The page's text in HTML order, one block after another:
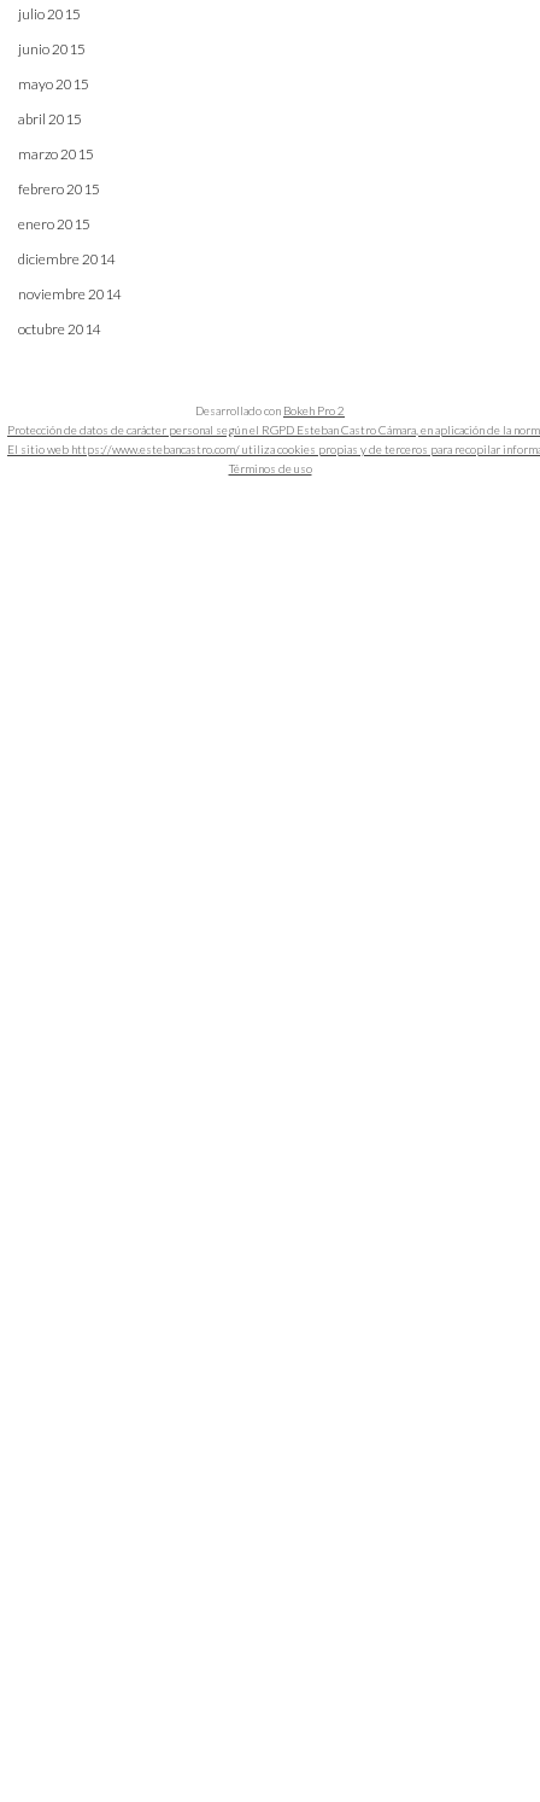
julio 2015
junio 2015
mayo 2015
abril 2015
marzo 2015
febrero 2015
enero 2015
diciembre 2014
noviembre 2014
octubre 2014
Desarrollado con Bokeh Pro 2
Protección de datos de carácter personal según el RGPD Esteban Castro Cámara, en aplicación de la
El sitio web https://www.estebancastro.com/ utiliza cookies propias y de terceros para recopilar
Términos de uso